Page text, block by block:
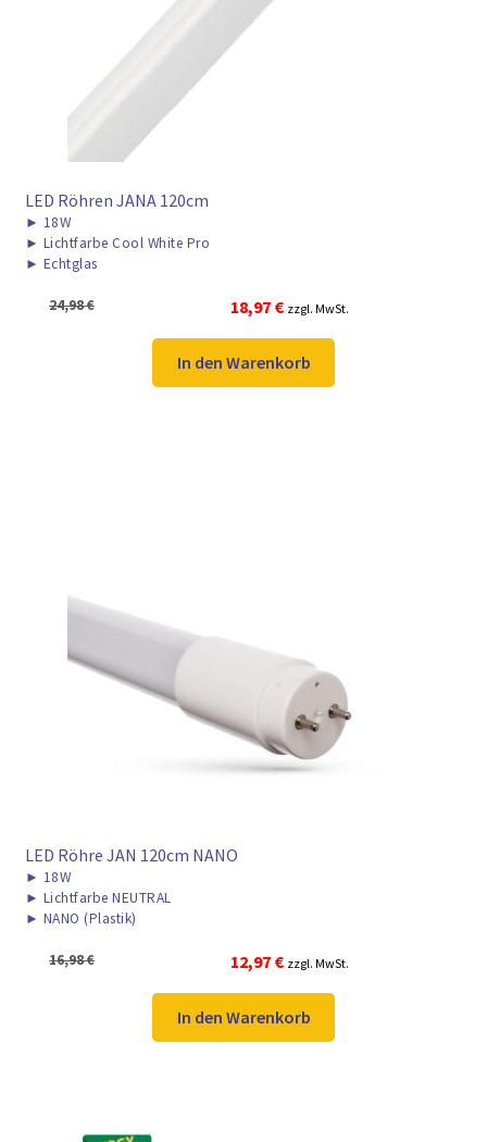
► VERSANDARTEN
LED Röhren JANA 120cm
► 18W
► Lichtfarbe Cool White Pro
► Echtglas
24,98€
Ursprünglicher
Preis
war:
24,98 €
18,97 €Aktueller
Preis
ist:
18,97 €.
zzgl. MwSt.
In den Warenkorb
LED Röhre JAN 120cm NANO
► 18W
► Lichtfarbe NEUTRAL
► NANO (Plastik)
16,98€
Ursprünglicher
Preis
war:
16,98 €
12,97 €Aktueller
Preis
ist:
12,97 €.
zzgl. MwSt.
In den Warenkorb